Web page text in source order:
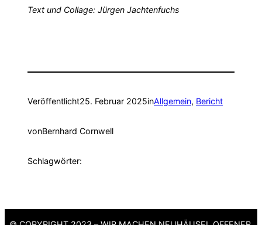
Text und Collage: Jürgen Jachtenfuchs
Veröffentlicht25. Februar 2025inAllgemein, Bericht
vonBernhard Cornwell
Schlagwörter: